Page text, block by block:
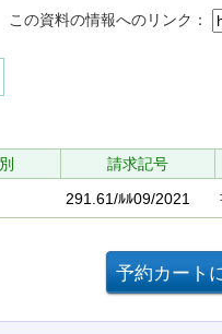
この資料の情報へのリンク：
請求記号
291.61/ﾙﾙ09/2021